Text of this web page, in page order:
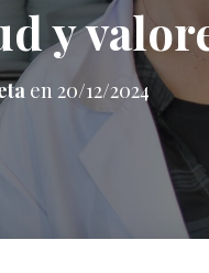
y
en 20/12/2024